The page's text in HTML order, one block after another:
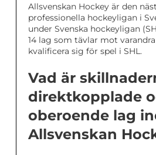
Allsvenskan Hockey är den
professionella hockeyligan i
under Svenska hockeyligan
14 lag som tävlar mot
kvalificera sig för spel i SHL.
Vad är
direktkopplade
oberoende lag
Allsvenskan